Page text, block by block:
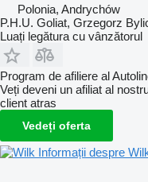
Polonia, Andrychów
P.H.U. Goliat, Grzegorz
Luați legătura cu vânzătorul
Program de afiliere al
Veți deveni un afiliat al
client atras
Vedeți oferta
Informații despre